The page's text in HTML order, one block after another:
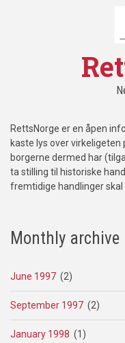
RettsNorge er en åpen
kaste lys over
borgerne dermed har
ta stilling til historiske
fremtidige handlinger skal
Monthly archive
June 1997 (2)
September 1997 (2)
January 1998 (1)